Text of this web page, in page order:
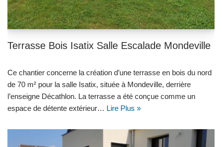
Terrasse Bois Isatix Salle Escalade Mondeville
Ce chantier concerne la création d’une terrasse en bois du nord
de 70 m² pour la salle Isatix, située à Mondeville, derrière
l’enseigne Décathlon. La terrasse a été conçue comme un
espace de détente extérieur… Lire Plus »